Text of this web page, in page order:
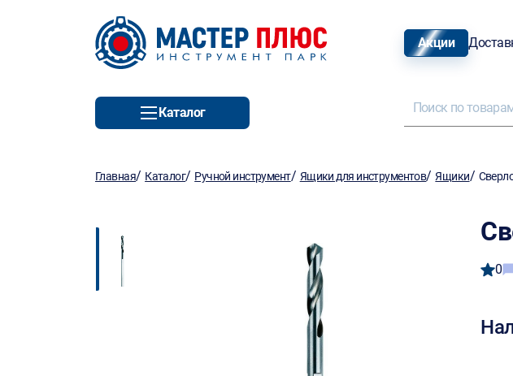
Акции
Каталог
Главная/ Каталог/ Ручной инструмент/ Ящики для инструментов/Ящики/
0